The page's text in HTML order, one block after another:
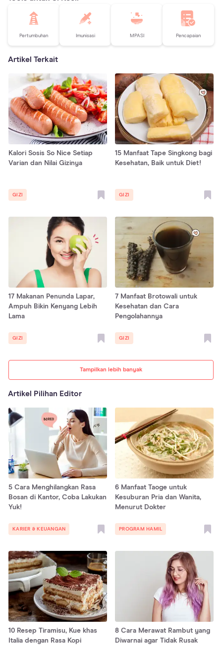
Pertumbuhan Imunisasi MPASI Pencapaian
Artikel Terkait
Tampilkan lebih banyak
Kalori Sosis So Nice Setiap
Varian dan Nilai Gizinya
GIZI
15 Manfaat Tape Singkong bagi
Kesehatan, Baik untuk Diet!
GIZI
17 Makanan Penunda Lapar,
Ampuh Bikin Kenyang Lebih
Lama
GIZI
7 Manfaat Brotowali untuk
Kesehatan dan Cara
Pengolahannya
GIZI
Artikel Pilihan Editor
5 Cara Menghilangkan Rasa
Bosan di Kantor, Coba Lakukan
Yuk!
KARIER & KEUANGAN
6 Manfaat Taoge untuk
Kesuburan Pria dan Wanita,
Menurut Dokter
PROGRAM HAMIL
10 Resep Tiramisu, Kue khas
Italia dengan Rasa Kopi
8 Cara Merawat Rambut yang
Diwarnai agar Tidak Rusak